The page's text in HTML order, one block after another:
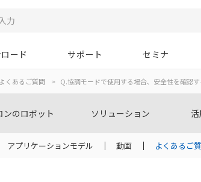
ード サポート セミナ
よくあるご質問 > Q.協調モードで使用する場合、安全性を確認
ンのロボット ソリューション
アプリケーションモデル 動画 よくあるご